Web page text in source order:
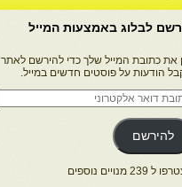
לבלוג באמצעות המייל
את כתובת המייל שלך כדי להירשם לאתר
הודעות על פוסטים חדשים במייל.
להירשם
239 מנויים נוספים